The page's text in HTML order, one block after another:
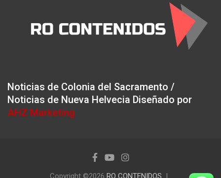
Noticias de Colonia del Sacramento /
Noticias de Nueva Helvecia Diseñado por
AHZ Marketing
Copyright ©2026 RO CONTENIDOS